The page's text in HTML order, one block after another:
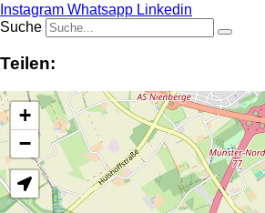
Instagram Whatsapp Linkedin
Suche
Teilen:
+
−